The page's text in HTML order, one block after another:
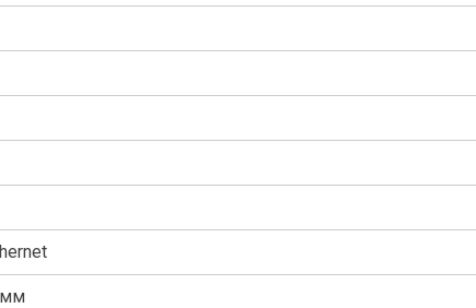
мм